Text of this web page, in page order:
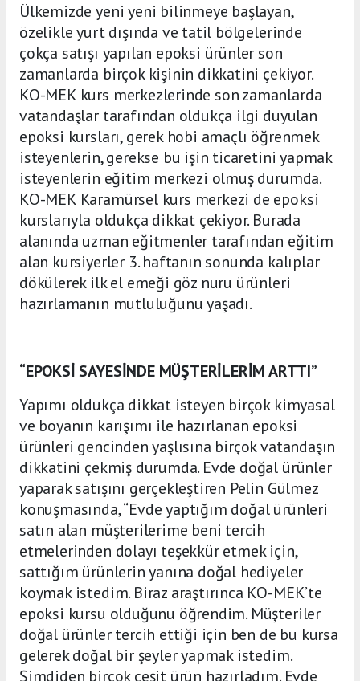
Ülkemizde yeni yeni bilinmeye başlayan,
özelikle yurt dışında ve tatil bölgelerinde
çokça satışı yapılan epoksi ürünler son
zamanlarda birçok kişinin dikkatini çekiyor.
KO-MEK kurs merkezlerinde son zamanlarda
vatandaşlar tarafından oldukça ilgi duyulan
epoksi kursları, gerek hobi amaçlı öğrenmek
isteyenlerin, gerekse bu işin ticaretini yapmak
isteyenlerin eğitim merkezi olmuş durumda.
KO-MEK Karamürsel kurs merkezi de epoksi
kurslarıyla oldukça dikkat çekiyor. Burada
alanında uzman eğitmenler tarafından eğitim
alan kursiyerler 3. haftanın sonunda kalıplar
dökülerek ilk el emeği göz nuru ürünleri
hazırlamanın mutluluğunu yaşadı.
“EPOKSİ SAYESİNDE MÜŞTERİLERİM ARTTI”
Yapımı oldukça dikkat isteyen birçok kimyasal
ve boyanın karışımı ile hazırlanan epoksi
ürünleri gencinden yaşlısına birçok vatandaşın
dikkatini çekmiş durumda. Evde doğal ürünler
yaparak satışını gerçekleştiren Pelin Gülmez
konuşmasında, “Evde yaptığım doğal ürünleri
satın alan müşterilerime beni tercih
etmelerinden dolayı teşekkür etmek için,
sattığım ürünlerin yanına doğal hediyeler
koymak istedim. Biraz araştırınca KO-MEK’te
epoksi kursu olduğunu öğrendim. Müşteriler
doğal ürünler tercih ettiği için ben de bu kursa
gelerek doğal bir şeyler yapmak istedim.
Şimdiden birçok çeşit ürün hazırladım. Evde